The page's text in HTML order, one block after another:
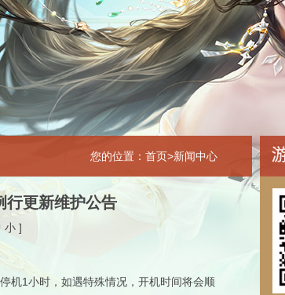
阵灵模拟器
您的位置：首页>新闻中心
行更新维护公告
小 ]
机1小时，如遇特殊情况，开机时间将会顺